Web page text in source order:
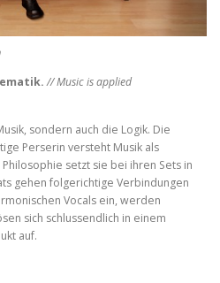
//Music is applied
sondern auch die Logik. Die
Perserin versteht Musik als
setzt sie bei ihren Sets in
gehen folgerichtige Verbindungen
Vocals ein, werden
sich schlussendlich in einem
auf.